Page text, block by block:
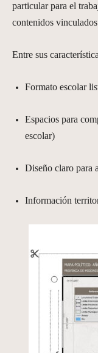
particular para el
contenidos
Entre sus
Formato escolar
Espacios para
escolar)
Diseño claro para
Información